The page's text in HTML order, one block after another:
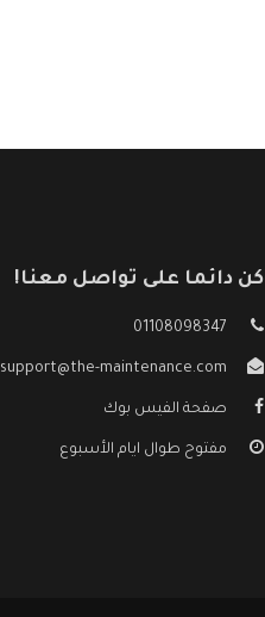
كن دائما على تواصل معنا!
01108098347
support@the-maintenance.com
صفحة الفيس بوك
مفتوح طوال ايام الأسبوع